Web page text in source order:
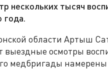
нескольких тысяч
года.
области Артыш
осмотры
медбригады намерены